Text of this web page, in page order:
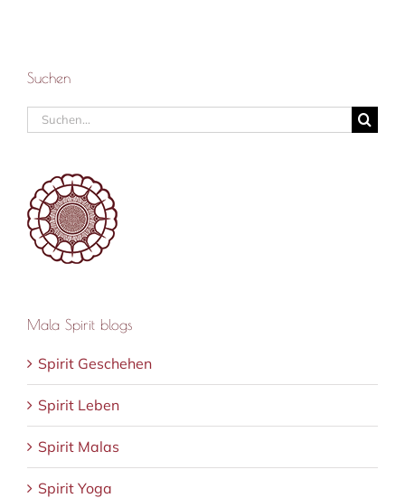
Suchen
Suche
nach:
Mala Spirit blogs
Spirit Geschehen
Spirit Leben
Spirit Malas
Spirit Yoga